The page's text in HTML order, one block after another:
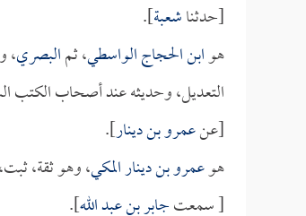
[حدثناشعبة].
هوابن الحجاج الواسطي، ثمالبصري،
التعديل، وحديثه عند أصحاب الكتب
[عنعمرو بن دينار].
هوعمرو بن دينار المكي، وهو ثقة،
[ سمعتجابر بن عبد الله].